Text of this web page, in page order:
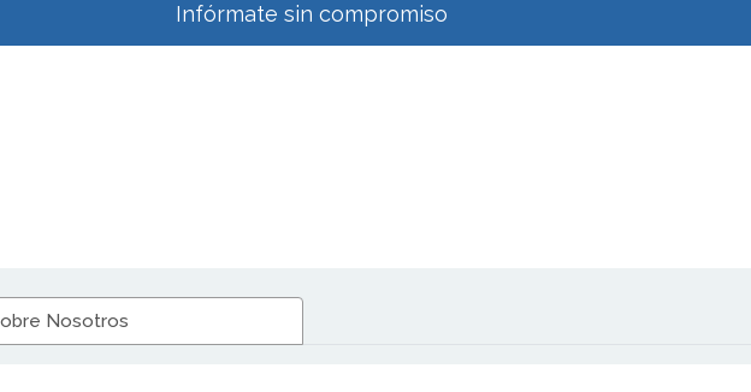
Infórmate sin compromiso
Nosotros